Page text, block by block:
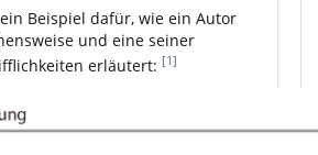
Beispiel dafür, wie ein Autor
und eine seiner
erläutert: [1]